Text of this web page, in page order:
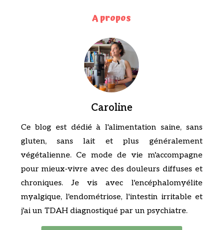
A propos
Caroline
Ce blog est dédié à l'alimentation saine, sans
gluten, sans lait et plus généralement
végétalienne. Ce mode de vie m'accompagne
pour mieux-vivre avec des douleurs diffuses et
chroniques. Je vis avec l'encéphalomyélite
myalgique, l'endométriose, l'intestin irritable et
j'ai un TDAH diagnostiqué par un psychiatre.